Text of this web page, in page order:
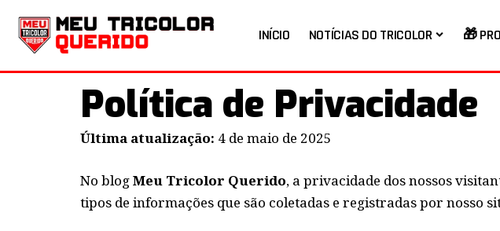
INÍCIO NOTÍCIAS DO TRICOLOR 🎁
Política de Privacidade
Última atualização: 4 de maio de 2025
No blogMeu Tricolor Querido, a privacidade dos nossos
tipos de informações que são coletadas e registradas por nosso